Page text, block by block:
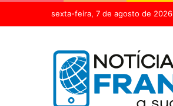
sexta-feira, 7 de agosto de 2026